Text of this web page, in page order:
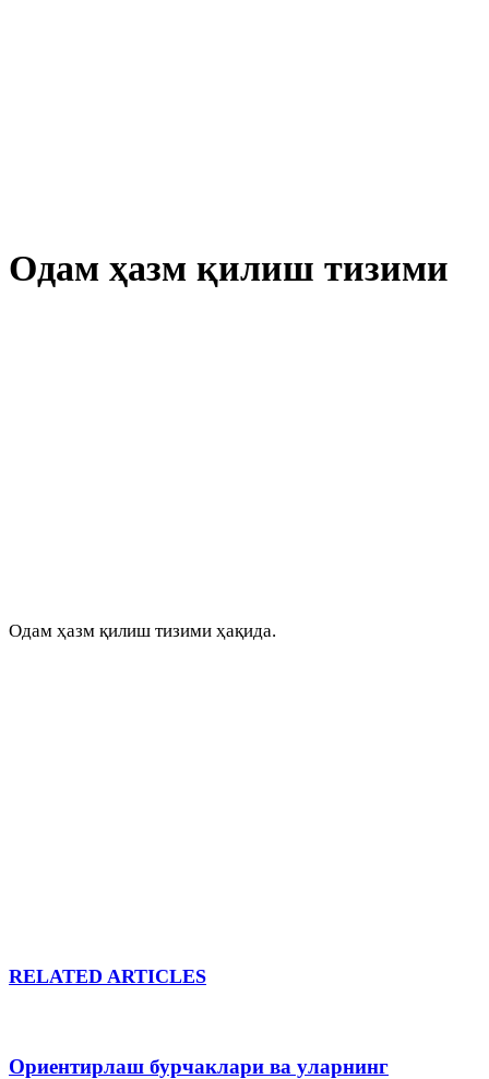
Одам ҳазм қилиш тизими
Одам ҳазм қилиш тизими ҳақида.
RELATED ARTICLES
Ориентирлаш бурчаклари ва уларнинг